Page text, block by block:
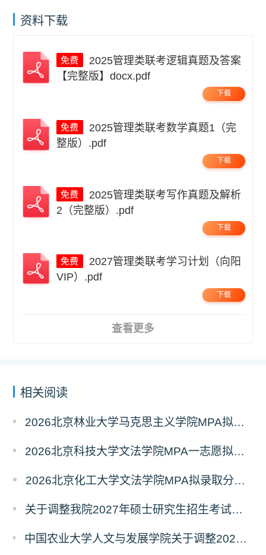
资料下载
【完整版】docx.pdf
下载
整版）.pdf
下载
2（完整版）.pdf
下载
VIP）.pdf
下载
查看更多
相关阅读
2026北京林业大学马克思主义学院MPA拟录取分析解读
2026北京科技大学文法学院MPA一志愿拟录取分析解读
2026北京化工大学文法学院MPA拟录取分析解读
关于调整我院2027年硕士研究生招生考试科目及参考书的通知
中国农业大学人文与发展学院关于调整2027年硕士研究生招生考试初试科目的通知